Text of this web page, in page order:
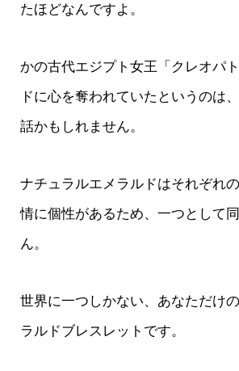
たほどなんですよ。
かの古代エジプト女王「クレオパ
ドに心を奪われていたというのは
話かもしれません。
ナチュラルエメラルドはそれぞれ
情に個性があるため、一つとして
ん。
世界に一つしかない、あなただけ
ラルドブレスレットです。